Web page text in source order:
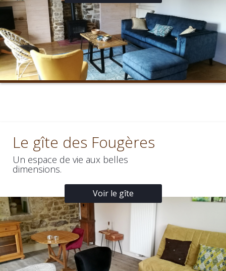
Le gîte des Fougères
Un espace de vie aux belles
dimensions.
Voir le gîte